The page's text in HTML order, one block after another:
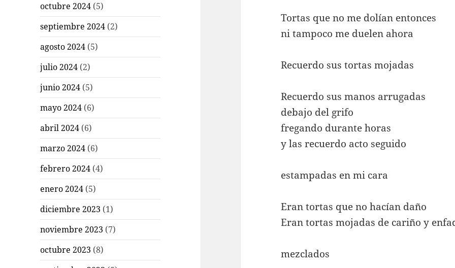
octubre 2024 (5)
septiembre 2024 (2)
agosto 2024 (5)
julio 2024 (2)
junio 2024 (5)
mayo 2024 (6)
abril 2024 (6)
marzo 2024 (6)
febrero 2024 (4)
enero 2024 (5)
diciembre 2023 (1)
noviembre 2023 (7)
octubre 2023 (8)
Tortas que no me dolían entonces
ni tampoco me duelen ahora
Recuerdo sus tortas mojadas
Recuerdo sus manos arrugadas
debajo del grifo
fregando durante horas
y las recuerdo acto seguido
estampadas en mi cara
Eran tortas que no hacían daño
Eran tortas mojadas de cariño y
mezclados